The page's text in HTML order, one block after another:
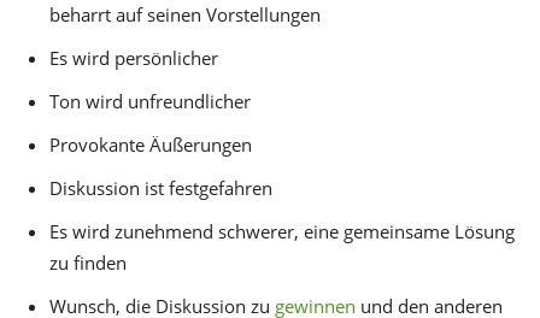
beharrt auf seinen Vorstellungen
Es wird persönlicher
Ton wird unfreundlicher
Provokante Äußerungen
Diskussion ist festgefahren
Es wird zunehmend schwerer, eine gemeinsame Lösung
zu finden
Wunsch, die Diskussion zu gewinnen und den anderen